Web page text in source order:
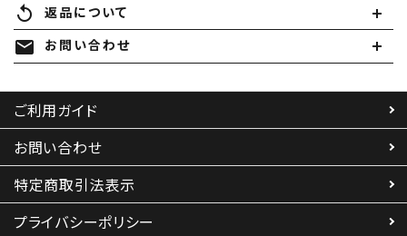
replay 返品について
mail お問い合わせ
ご利用ガイド
お問い合わせ
特定商取引法表示
プライバシーポリシー